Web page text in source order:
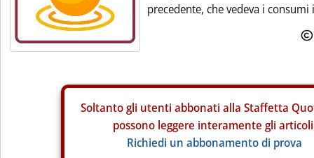
precedente, che vedeva i
Soltanto gli utenti abbonati alla Staffetta
possono leggere interamente gli
Richiedi un abbonamento di prova